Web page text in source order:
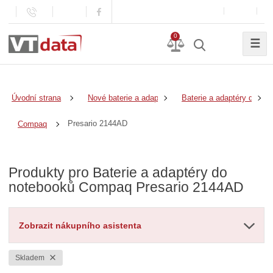
0
☰
Úvodní strana Nové baterie a adaptéry Baterie a adaptéry do
Compaq Presario 2144AD
Produkty pro Baterie a adaptéry do
notebooků Compaq Presario 2144AD
Zobrazit nákupního asistenta
Skladem